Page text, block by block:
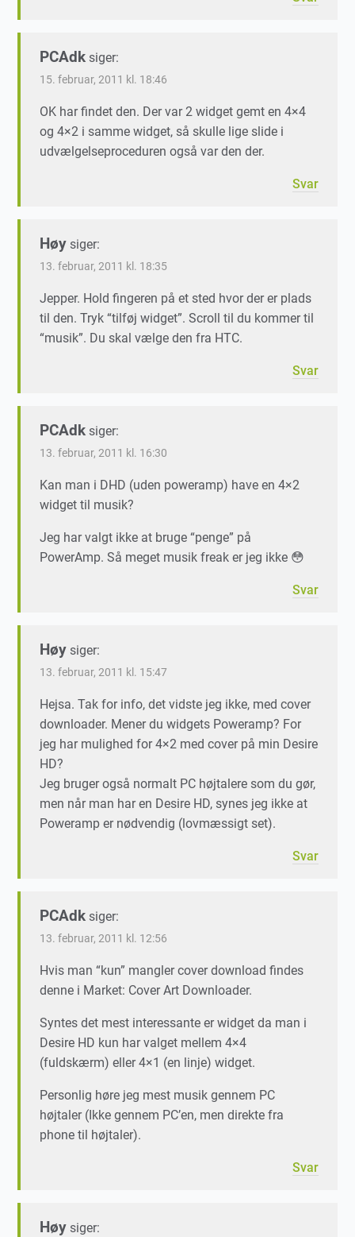
PCAdk siger:
15. februar, 2011 kl. 18:46
OK har findet den. Der var 2 widget gemt en 4×4
og 4×2 i samme widget, så skulle lige slide i
udvælgelseproceduren også var den der.
Svar
Høy siger:
13. februar, 2011 kl. 18:35
Jepper. Hold fingeren på et sted hvor der er plads
til den. Tryk “tilføj widget”. Scroll til du kommer til
“musik”. Du skal vælge den fra HTC.
Svar
PCAdk siger:
13. februar, 2011 kl. 16:30
Kan man i DHD (uden poweramp) have en 4×2
widget til musik?
Jeg har valgt ikke at bruge “penge” på
PowerAmp. Så meget musik freak er jeg ikke 😳
Svar
Høy siger:
13. februar, 2011 kl. 15:47
Hejsa. Tak for info, det vidste jeg ikke, med cover
downloader. Mener du widgets Poweramp? For
jeg har mulighed for 4×2 med cover på min Desire
HD?
Jeg bruger også normalt PC højtalere som du gør,
men når man har en Desire HD, synes jeg ikke at
Poweramp er nødvendig (lovmæssigt set).
Svar
PCAdk siger:
13. februar, 2011 kl. 12:56
Hvis man “kun” mangler cover download findes
denne i Market: Cover Art Downloader.
Syntes det mest interessante er widget da man i
Desire HD kun har valget mellem 4×4
(fuldskærm) eller 4×1 (en linje) widget.
Personlig høre jeg mest musik gennem PC
højtaler (Ikke gennem PC’en, men direkte fra
phone til højtaler).
Svar
Høy siger: